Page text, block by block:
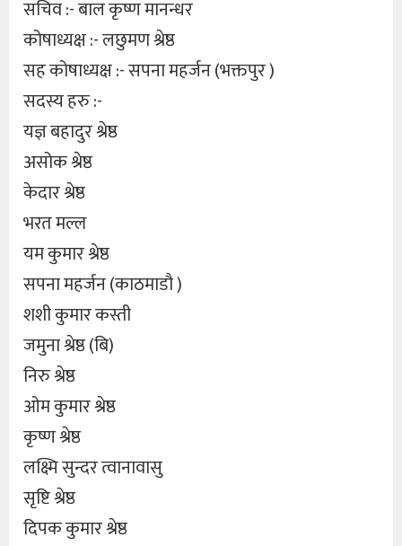
सचिव :- बाल कृष्ण मानन्धर
कोषाध्यक्ष :- लछुमण श्रेष्ठ
सह कोषाध्यक्ष :- सपना महर्जन (भक्तपुर )
सदस्य हरु :-
यज्ञ बहादुर श्रेष्ठ
असोक श्रेष्ठ
केदार श्रेष्ठ
भरत मल्ल
यम कुमार श्रेष्ठ
सपना महर्जन (काठमाडौ )
शशी कुमार कस्ती
जमुना श्रेष्ठ (बि)
निरु श्रेष्ठ
ओम कुमार श्रेष्ठ
कृष्ण श्रेष्ठ
लक्ष्मि सुन्दर त्वानावासु
सृष्टि श्रेष्ठ
दिपक कुमार श्रेष्ठ